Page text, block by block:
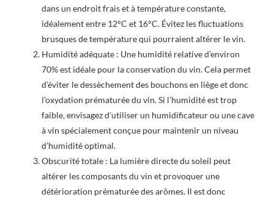
dans un endroit frais et à température constante,
idéalement entre 12°C et 16°C. Évitez les fluctuations
brusques de température qui pourraient altérer le vin.
Humidité adéquate : Une humidité relative d’environ
70% est idéale pour la conservation du vin. Cela permet
d’éviter le dessèchement des bouchons en liège et donc
l’oxydation prématurée du vin. Si l’humidité est trop
faible, envisagez d’utiliser un humidificateur ou une cave
à vin spécialement conçue pour maintenir un niveau
d’humidité optimal.
Obscurité totale : La lumière directe du soleil peut
altérer les composants du vin et provoquer une
détérioration prématurée des arômes. Il est donc